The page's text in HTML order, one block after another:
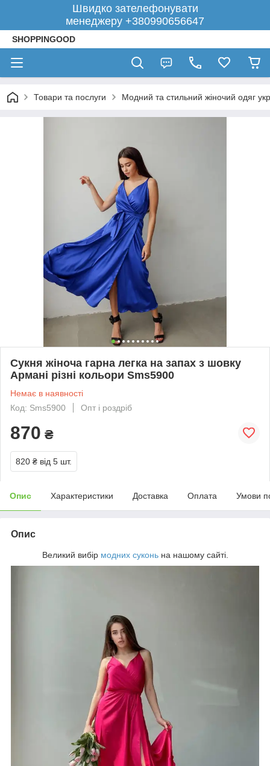
Швидко зателефонувати
менеджеру +380990656647
SHOPPINGOOD
Товари та послуги Модний та стильний жіночий одяг
Сукня жіноча гарна легка на запах з шовку
Армані різні кольори Sms5900
Немає в наявності
Код: Sms5900
Опт і роздріб
870 ₴
820 ₴ від 5 шт.
Опис Характеристики Доставка Оплата Умови
Опис
Великий вибір модних суконьна нашому сайті.